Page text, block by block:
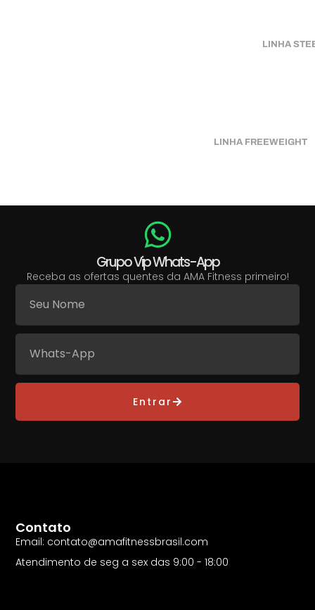
LINHA
LINHA FREEWEIGHT
Grupo Vip Whats-App
Receba as ofertas quentes da AMA Fitness primeiro!
Entrar
Contato
Email: contato@amafitnessbrasil.com
Atendimento de seg a sex das 9:00 - 18:00